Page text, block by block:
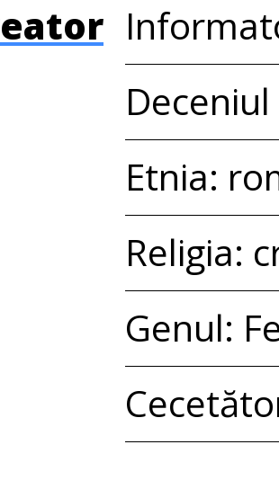
Etnia:
Religia:
Genul: